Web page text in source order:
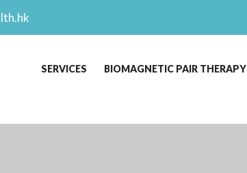
SERVICES BIOMAGNETIC PAIR THERAPY